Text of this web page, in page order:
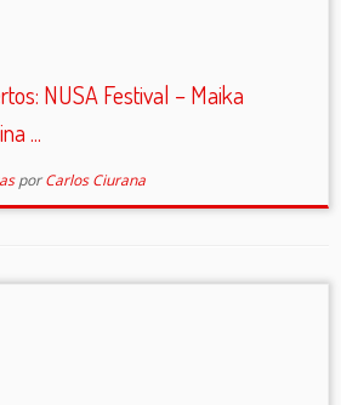
NUSA Festival – Maika
...
porCarlos Ciurana